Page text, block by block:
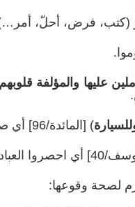
فرض، أحلّ، أمر…)
عليها والمؤلفة
) [المائدة/96] أي صيدوا.
العبادة لله.
لصحة وقوعها: